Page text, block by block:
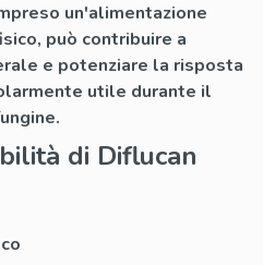
un'alimentazione
può contribuire a
e potenziare la risposta
utile durante il
di Diflucan